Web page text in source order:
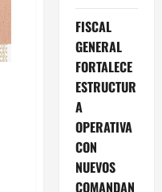
FISCAL
GENERAL
FORTALECE
ESTRUCTUR
A
OPERATIVA
CON
NUEVOS
COMANDAN